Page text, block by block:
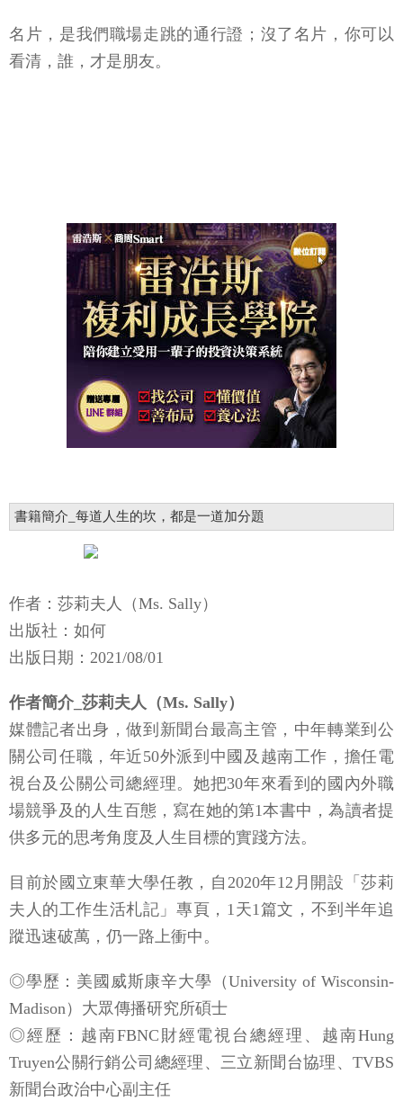
名片，是我們職場走跳的通行證；沒了名片，你可以
看清，誰，才是朋友。
書籍簡介_每道人生的坎，都是一道加分題
作者：莎莉夫人（Ms. Sally）
出版社：如何
出版日期：2021/08/01
作者簡介_莎莉夫人（Ms. Sally）
媒體記者出身，做到新聞台最高主管，中年轉業到公
關公司任職，年近50外派到中國及越南工作，擔任電
視台及公關公司總經理。她把30年來看到的國內外職
場競爭及的人生百態，寫在她的第1本書中，為讀者提
供多元的思考角度及人生目標的實踐方法。
目前於國立東華大學任教，自2020年12月開設「莎莉
夫人的工作生活札記」專頁，1天1篇文，不到半年追
蹤迅速破萬，仍一路上衝中。
◎學歷：美國威斯康辛大學（University of Wisconsin-
Madison）大眾傳播研究所碩士
◎經歷：越南FBNC財經電視台總經理、越南Hung
Truyen公關行銷公司總經理、三立新聞台協理、TVBS
新聞台政治中心副主任